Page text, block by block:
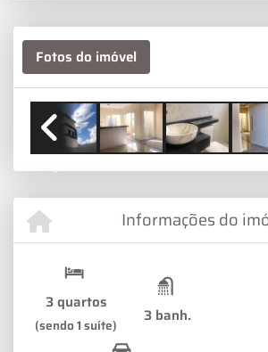
Fotos do imóvel
Previous
Informações do
3 quartos
(sendo 1 suíte) 3 banh.